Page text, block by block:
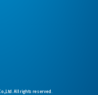
All rights reserved.